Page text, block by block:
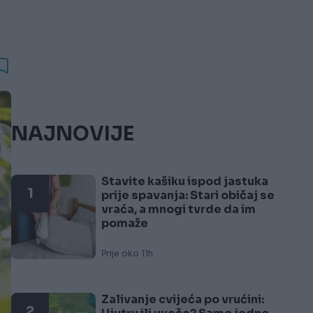
NAJNOVIJE
1
Stavite kašiku ispod jastuka
prije spavanja: Stari običaj se
vraća, a mnogi tvrde da im
pomaže
Prije oko 11h
Zalivanje cvijeća po vrućini: